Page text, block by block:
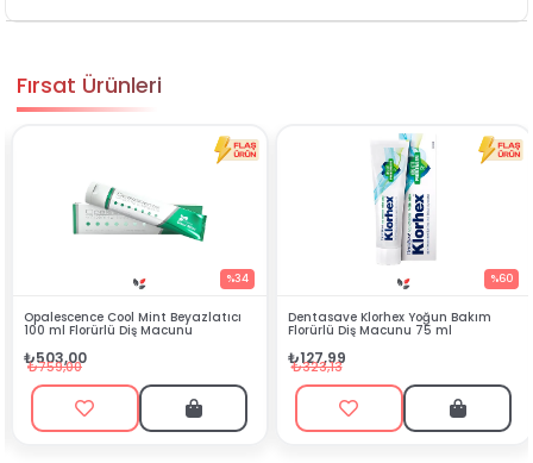
Fırsat Ürünleri
Cool Mint Beyazlatıcı
ml Florürlü Diş Macunu
Dentasave Klorhex Yoğun Bakım
Florürlü Diş Macunu 75 ml
₺127,99
₺323,13